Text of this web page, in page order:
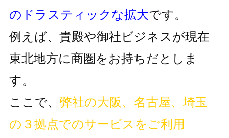
のドラスティックな拡大です。
例えば、貴殿や御社ビジネスが現在
東北地方に商圏をお持ちだとしま
す。
ここで、 弊社の大阪、名古屋、埼玉
の３拠点でのサービスをご利用